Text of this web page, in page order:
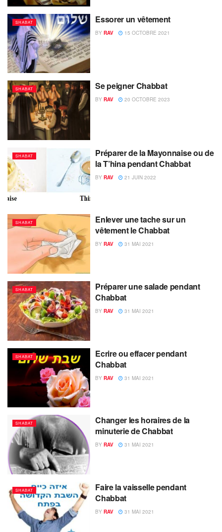
SHABAT Essorer un vêtement
BY RAV 15 OCTOBRE 2021
SHABAT Se peigner Chabbat
BY RAV 20 OCTOBRE 2023
SHABAT
Préparer de la Mayonnaise ou de
la T’hina pendant Chabbat
BY RAV 21 JUIN 2022
SHABAT
Enlever une tache sur un
vêtement le Chabbat
BY RAV 31 MAI 2021
SHABAT
Préparer une salade pendant
Chabbat
BY RAV 31 MAI 2021
SHABAT
Ecrire ou effacer pendant
Chabbat
BY RAV 31 MAI 2021
SHABAT
Changer les horaires de la
minuterie de Chabbat
BY RAV 31 MAI 2021
SHABAT
Faire la vaisselle pendant
Chabbat
BY RAV 31 MAI 2021